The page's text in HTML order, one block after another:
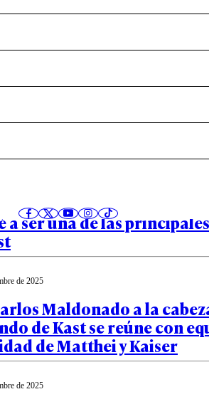
relacionadas
de 2025
es Mara Sardini: del
a ser una de las
de 2025
Maldonado a la
de Kast se reúne con
de Matthei y Kaiser
de 2025